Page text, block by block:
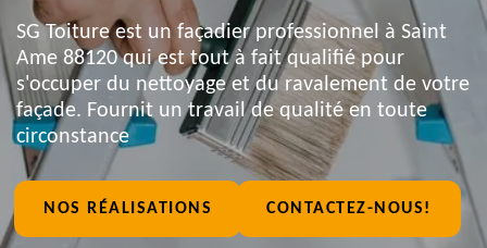
SG Toiture est un façadier professionnel à Saint
Ame 88120 qui est tout à fait qualifié pour
s'occuper du nettoyage et du ravalement de votre
façade. Fournit un travail de qualité en toute
circonstance
NOS RÉALISATIONS CONTACTEZ-NOUS!